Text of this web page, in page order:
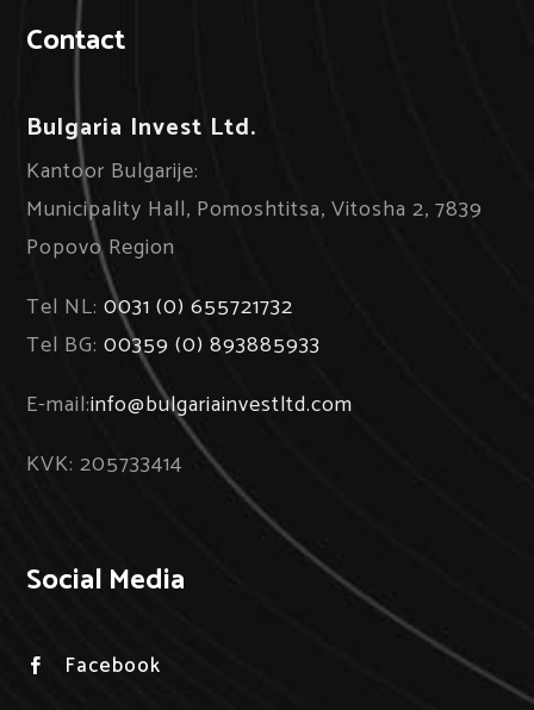
Contact
Bulgaria Invest Ltd.
Kantoor Bulgarije:
Municipality Hall, Pomoshtitsa, Vitosha 2, 7839
Popovo Region
Tel NL:0031 (0) 655721732
Tel BG:00359 (0) 893885933
E-mail:info@bulgariainvestltd.com
KVK: 205733414
Social Media

Facebook